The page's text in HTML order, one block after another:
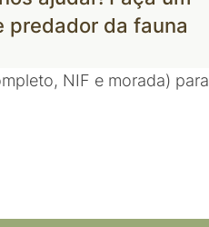
predador da fauna
NIF e morada) para